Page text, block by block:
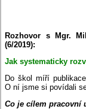
Rozhovor s Mgr.
(6/2019):
Jak systematicky
Do škol míří
O ní jsme si povídali
Co je cílem pracovní